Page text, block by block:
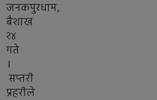
जनकपुरधाम,
बैशाख
२४
गते
।
सप्तरी
प्रहरीले